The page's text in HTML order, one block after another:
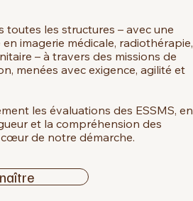
toutes les structures – avec une
imagerie médicale, radiothérapie,
– à travers des missions de
menées avec exigence, agilité et
les évaluations des ESSMS, en
et la compréhension des
de notre démarche.